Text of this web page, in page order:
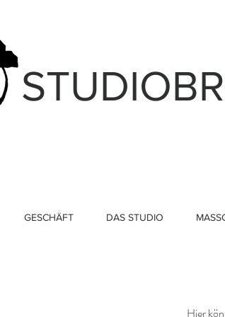
GESCHÄFT DAS STUDIO
Hier